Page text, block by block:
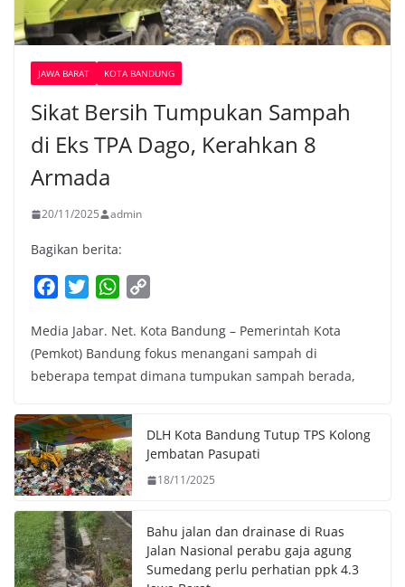
JAWA BARAT KOTA BANDUNG
Sikat Bersih Tumpukan Sampah
di Eks TPA Dago, Kerahkan 8
Armada
20/11/2025 admin
Bagikan berita:
c
e
b
o
k
i
t
t
r
W
a
t
s
p
p
p
y
L
n
k
Media Jabar. Net. Kota Bandung – Pemerintah Kota
(Pemkot) Bandung fokus menangani sampah di
beberapa tempat dimana tumpukan sampah berada,
DLH Kota Bandung Tutup TPS Kolong
Jembatan Pasupati
18/11/2025
Bahu jalan dan drainase di Ruas
Jalan Nasional perabu gaja agung
Sumedang perlu perhatian ppk 4.3